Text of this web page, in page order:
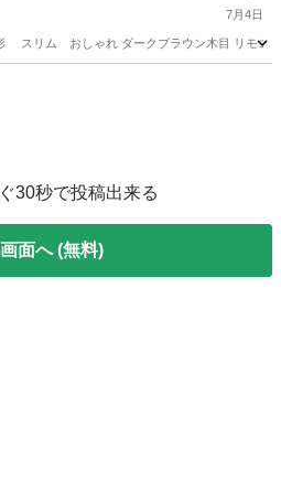
7月4日
スリム おしゃれ ダークブラウン木目 リモコ
30秒で投稿出来る
面へ (無料)